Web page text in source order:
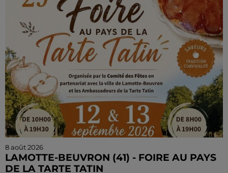
8 août 2026
LAMOTTE-BEUVRON (41) - FOIRE AU PAYS
DE LA TARTE TATIN